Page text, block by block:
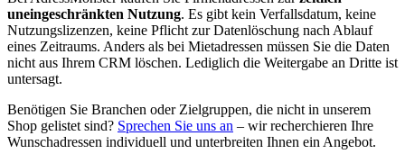
uneingeschränkten Nutzung. Es gibt kein Verfallsdatum, keine
Nutzungslizenzen, keine Pflicht zur Datenlöschung nach Ablauf
eines Zeitraums. Anders als bei Mietadressen müssen Sie die Daten
nicht aus Ihrem CRM löschen. Lediglich die Weitergabe an Dritte ist
untersagt.
Benötigen Sie Branchen oder Zielgruppen, die nicht in unserem
Shop gelistet sind? Sprechen Sie uns an – wir recherchieren Ihre
Wunschadressen individuell und unterbreiten Ihnen ein Angebot.